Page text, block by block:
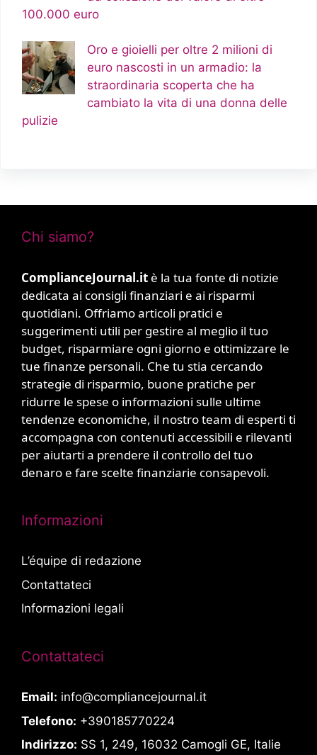
100.000 euro
Oro e gioielli per oltre 2 milioni di
euro nascosti in un armadio: la
straordinaria scoperta che ha
cambiato la vita di una donna delle
pulizie
Chi siamo?
ComplianceJournal.it è la tua fonte di notizie
dedicata ai consigli finanziari e ai risparmi
quotidiani. Offriamo articoli pratici e
suggerimenti utili per gestire al meglio il tuo
budget, risparmiare ogni giorno e ottimizzare le
tue finanze personali. Che tu stia cercando
strategie di risparmio, buone pratiche per
ridurre le spese o informazioni sulle ultime
tendenze economiche, il nostro team di esperti ti
accompagna con contenuti accessibili e rilevanti
per aiutarti a prendere il controllo del tuo
denaro e fare scelte finanziarie consapevoli.
Informazioni
L’équipe di redazione
Contattateci
Informazioni legali
Contattateci
Email: info@compliancejournal.it
Telefono: +390185770224
Indirizzo: SS 1, 249, 16032 Camogli GE, Italie